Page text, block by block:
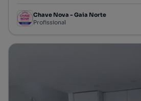
Chave Nova - Gaia Norte
Profissional